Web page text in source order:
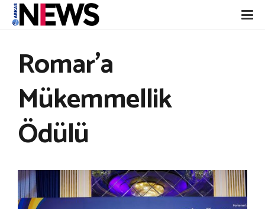
Romar’a
Mükemmellik
Ödülü